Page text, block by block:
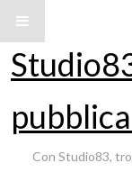
Con Studio83,